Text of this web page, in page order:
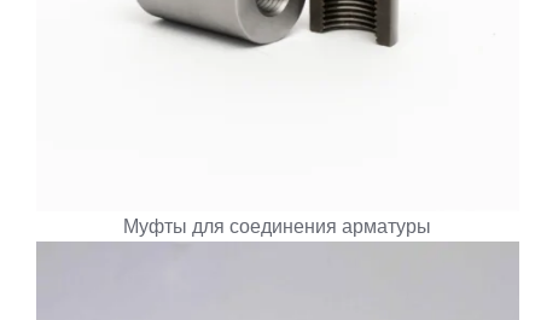
Муфты для соединения арматуры